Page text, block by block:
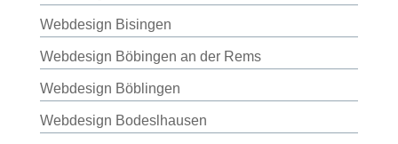
Webdesign Bisingen
Webdesign Böbingen an der Rems
Webdesign Böblingen
Webdesign Bodeslhausen